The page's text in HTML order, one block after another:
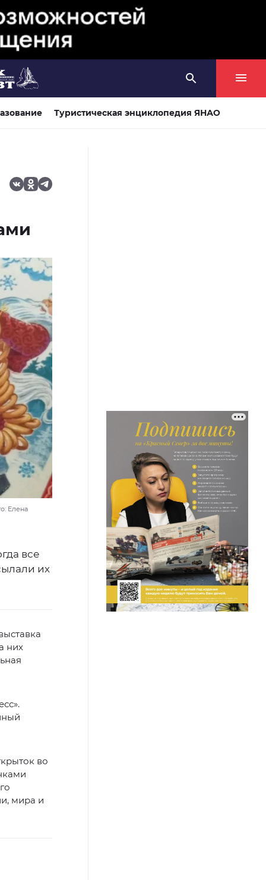
Туристическая энциклопедия ЯНАО
Елена
все
их
них
во
мира и